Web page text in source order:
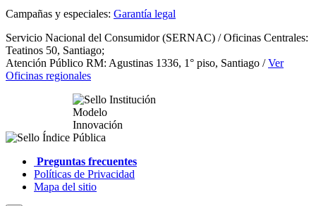
Campañas y especiales: Garantía legal
Servicio Nacional del Consumidor (SERNAC) / Oficinas Centrales:
Teatinos 50, Santiago;
Atención Público RM: Agustinas 1336, 1° piso, Santiago /Ver
Oficinas regionales
Preguntas frecuentes
Políticas de Privacidad
Mapa del sitio